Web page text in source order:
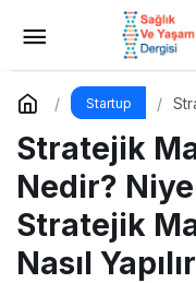
Startup
Stratejik
Nedir?
Stratejik
Nasıl
Infleuncer
Önemlidir?
Yorum Yap